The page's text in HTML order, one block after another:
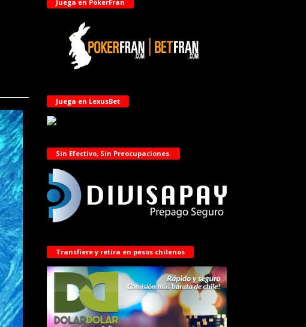
Juega en PokerFran
Juega en LexusBet
Sin Efectivo, Sin Preocupaciones.
Transfiere y retira en pesos chilenos